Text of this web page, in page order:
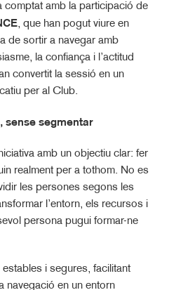
comptat amb la participació de
, que han pogut viure en
de sortir a navegar amb
la confiança i l’actitud
convertit la sessió en un
per al Club.
sense segmentar
amb un objectiu clar: fer
realment per a tothom. No es
les persones segons les
l’entorn, els recursos i
persona pugui formar-ne
i segures, facilitant
navegació en un entorn